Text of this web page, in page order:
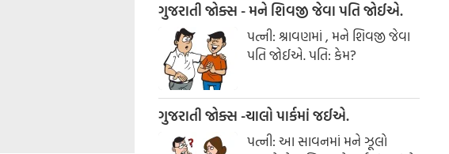
ગુજરાતી જોક્સ - મને શિવજી જેવા પતિ જોઈએ.
પત્ની: શ્રાવણમાં , મને શિવજી જેવા
પતિ જોઈએ. પતિ: કેમ?
ગુજરાતી જોક્સ -ચાલો પાર્કમાં જઈએ.
પત્ની: આ સાવનમાં મને ઝૂલો